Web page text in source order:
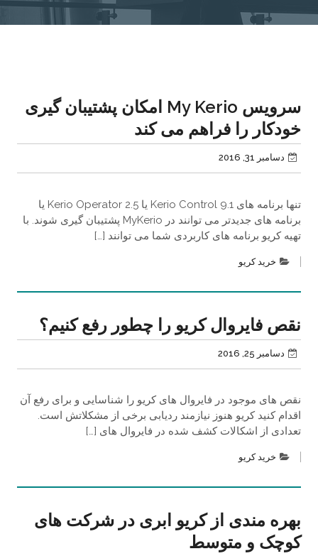
سرویس My Kerio امکان پشتیبان گیری
خودکار را فراهم می کند
دسامبر 31, 2016
تنها برنامه های Kerio Control 9.1 یا Kerio Operator 2.5 یا
برنامه های جدیدتر می توانند در MyKerio پشتیبان گیری شوند. با
تهیه کریو برنامه های کاربردی شما می توانند […]
خرید کریو
نقص فایروال کریو را چطور رفع کنیم؟
دسامبر 25, 2016
نقص های موجود در فایروال های کریو را شناسایی و برای رفع آن
اقدام کنید کریو هنوز نیازمند ردیابی برخی از مشکلاتش است.
تعدادی از اشکالات کشف شده در فایروال های […]
خرید کریو
بهره مندی از کریو ابری در شرکت های
کوچک و متوسط